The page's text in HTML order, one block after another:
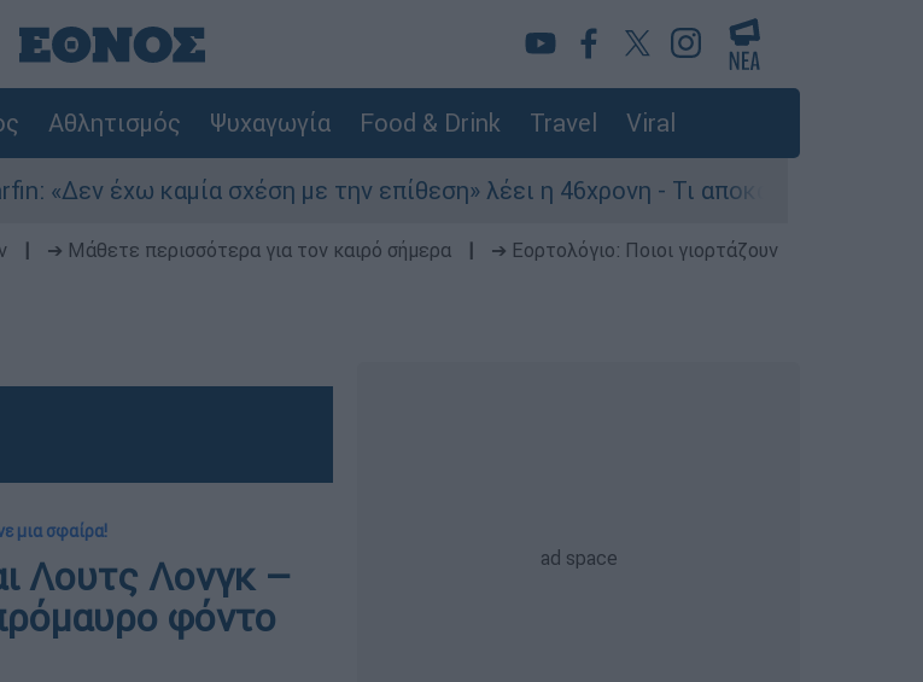
Αθλητισμός Ψυχαγωγία Food & Drink Travel Viral
καμία σχέση με την επίθεση» λέει η 46χρονη - Τι αποκάλυψε στους
➔ Μάθετε περισσότερα για τον καιρό σήμερα
➔ Εορτολόγιο: Ποιοι γιορτάζουν
μια σφαίρα!
Λουτς Λονγκ –
φόντο